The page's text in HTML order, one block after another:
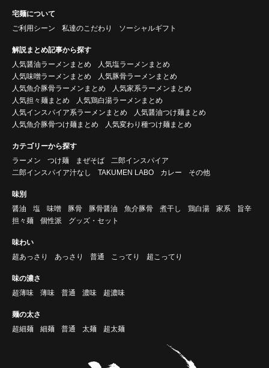
宅麺について
ご利用シーン
私達のこだわり ソーシャルギフト
解説まとめ記事から探す
人気醤油ラーメンまとめ
人気塩ラーメンまとめ
人気味噌ラーメンまとめ
人気豚骨ラーメンまとめ
人気魚介豚骨ラーメンまとめ
人気家系ラーメンまとめ
人気担々麺まとめ
人気鶏白湯ラーメンまとめ
人気インスパイア系ラーメンまとめ
人気醤油つけ麺まとめ
人気魚介豚骨つけ麺まとめ
人気変わり種つけ麺まとめ
カテゴリーから探す
ラーメン
つけ麺 まぜそば
二郎インスパイア
二郎インスパイア汁なし
TAKUMEN LABO カレー その他
味別
醤油
塩 味噌 豚骨 豚骨醤油 魚介豚骨 煮干し 鶏白湯 家系
旨辛
担々麺
個性派 グッズ・セット
味わい
超あっさり
あっさり 普通 こってり 超こってり
味の濃さ
超薄味
薄味 普通 濃味 超濃味
麺の太さ
超細麺
細麺 普通 太麺 超太麺